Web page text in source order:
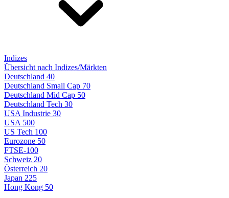
Indizes
Übersicht nach Indizes/Märkten
Deutschland 40
Deutschland Small Cap 70
Deutschland Mid Cap 50
Deutschland Tech 30
USA Industrie 30
USA 500
US Tech 100
Eurozone 50
FTSE-100
Schweiz 20
Österreich 20
Japan 225
Hong Kong 50